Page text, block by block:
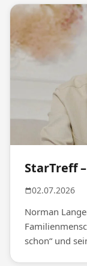
StarTreff
02.07.2026
Norman
schon“ und